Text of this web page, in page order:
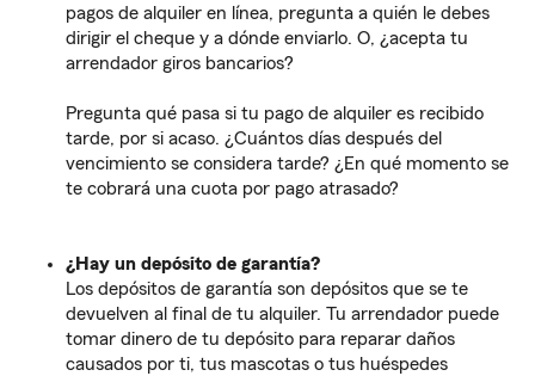
pagos de alquiler en línea, pregunta a quién le debes
dirigir el cheque y a dónde enviarlo. O, ¿acepta tu
arrendador giros bancarios?
Pregunta qué pasa si tu pago de alquiler es recibido
tarde, por si acaso. ¿Cuántos días después del
vencimiento se considera tarde? ¿En qué momento se
te cobrará una cuota por pago atrasado?
¿Hay un depósito de garantía?
Los depósitos de garantía son depósitos que se te
devuelven al final de tu alquiler. Tu arrendador puede
tomar dinero de tu depósito para reparar daños
causados por ti, tus mascotas o tus huéspedes